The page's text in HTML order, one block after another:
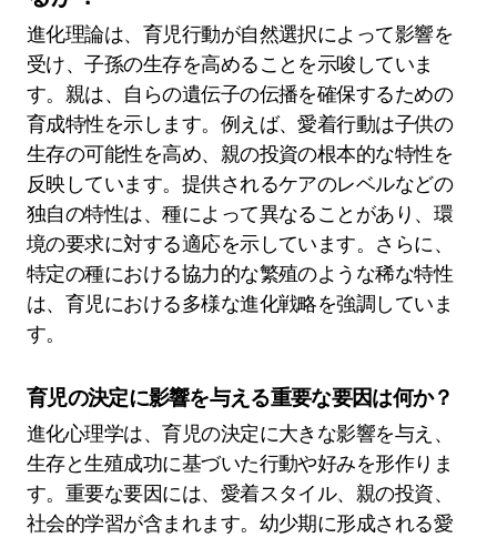
進化理論は、育児行動が自然選択によって影響を
受け、子孫の生存を高めることを示唆していま
す。親は、自らの遺伝子の伝播を確保するための
育成特性を示します。例えば、愛着行動は子供の
生存の可能性を高め、親の投資の根本的な特性を
反映しています。提供されるケアのレベルなどの
独自の特性は、種によって異なることがあり、環
境の要求に対する適応を示しています。さらに、
特定の種における協力的な繁殖のような稀な特性
は、育児における多様な進化戦略を強調していま
す。
育児の決定に影響を与える重要な要因は何か？
進化心理学は、育児の決定に大きな影響を与え、
生存と生殖成功に基づいた行動や好みを形作りま
す。重要な要因には、愛着スタイル、親の投資、
社会的学習が含まれます。幼少期に形成される愛